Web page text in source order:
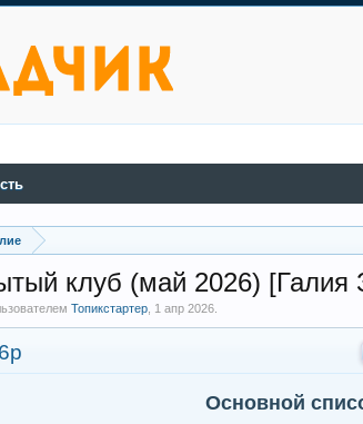
клуб (май 2026) [Галия
Топикстартер 1 апр 2026
Основной